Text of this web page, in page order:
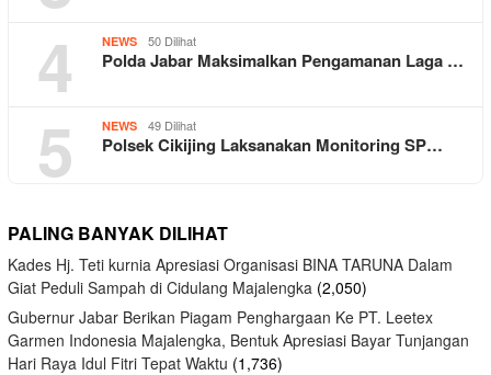
4 NEWS 50 Dilihat
Polda Jabar Maksimalkan Pengamanan Laga …
5 NEWS 49 Dilihat
Polsek Cikijing Laksanakan Monitoring SP…
PALING BANYAK DILIHAT
Kades Hj. Teti kurnia Apresiasi Organisasi BINA TARUNA Dalam
Giat Peduli Sampah di Cidulang Majalengka (2,050)
Gubernur Jabar Berikan Piagam Penghargaan Ke PT. Leetex
Garmen Indonesia Majalengka, Bentuk Apresiasi Bayar Tunjangan
Hari Raya Idul Fitri Tepat Waktu (1,736)